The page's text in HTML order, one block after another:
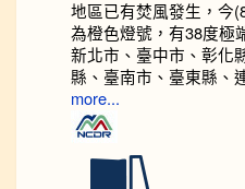
地區已有焚風發生，今
為橙色燈號，有38度極
新北市、臺中市、彰化
縣、臺南市、臺東縣、
more...